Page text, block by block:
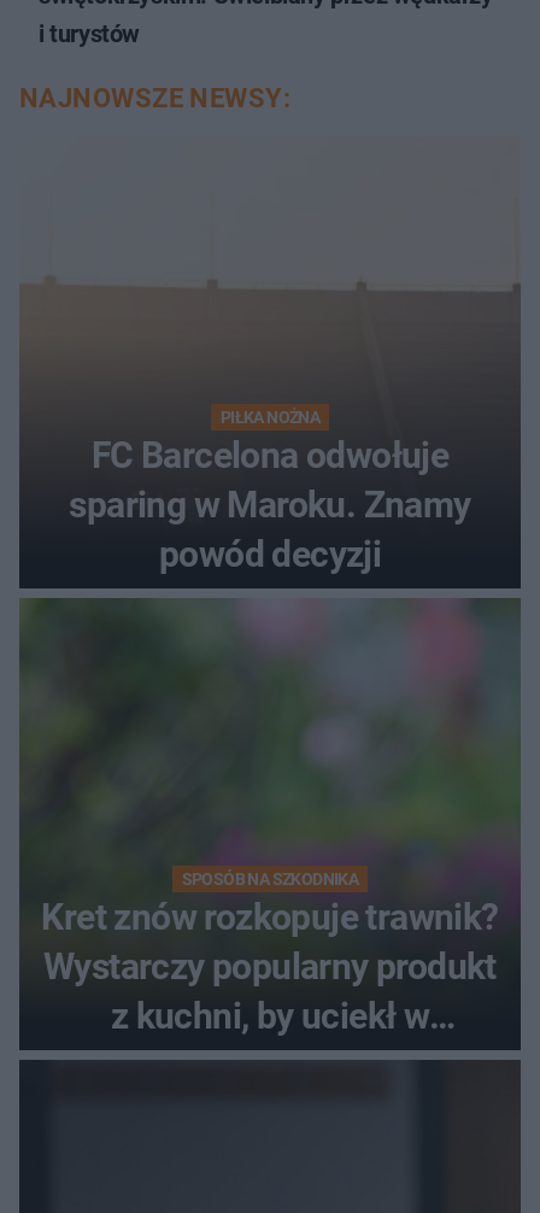
i turystów
NAJNOWSZE NEWSY:
PIŁKA NOŻNA
FC Barcelona odwołuje
sparing w Maroku. Znamy
powód decyzji
SPOSÓB NA SZKODNIKA
Kret znów rozkopuje trawnik?
Wystarczy popularny produkt
z kuchni, by uciekł w
popłochu